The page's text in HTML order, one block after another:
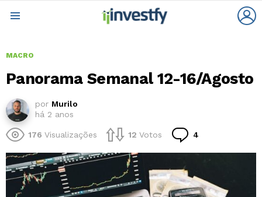
MACRO
Panorama Semanal 12-16/Agosto
por Murilo
há 2 anos
176 Visualizações 12 Votos 4